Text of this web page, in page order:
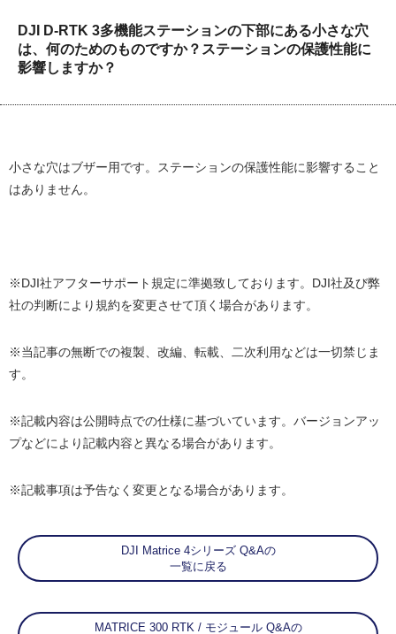
DJI D-RTK 3多機能ステーションの下部にある小さな穴
は、何のためのものですか？ステーションの保護性能に
影響しますか？
小さな穴はブザー用です。ステーションの保護性能に影響すること
はありません。
※DJI社アフターサポート規定に準拠致しております。DJI社及び弊
社の判断により規約を変更させて頂く場合があります。
※当記事の無断での複製、改編、転載、二次利用などは一切禁じま
す。
※記載内容は公開時点での仕様に基づいています。バージョンアッ
プなどにより記載内容と異なる場合があります。
※記載事項は予告なく変更となる場合があります。
DJI Matrice 4シリーズ Q&Aの
一覧に戻る
MATRICE 300 RTK / モジュール Q&Aの